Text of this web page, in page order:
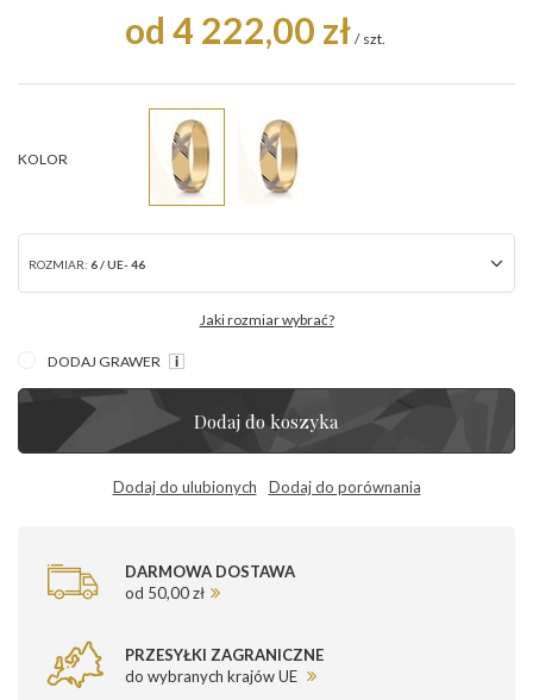
od 4 222,00 zł / szt.
KOLOR
ROZMIAR: 6 / UE- 46
Jaki rozmiar wybrać?
DODAJ GRAWER
Dodaj do koszyka
Dodaj do ulubionych Dodaj do porównania
DARMOWA DOSTAWA
od 50,00 zł
PRZESYŁKI ZAGRANICZNE
do wybranych krajów UE